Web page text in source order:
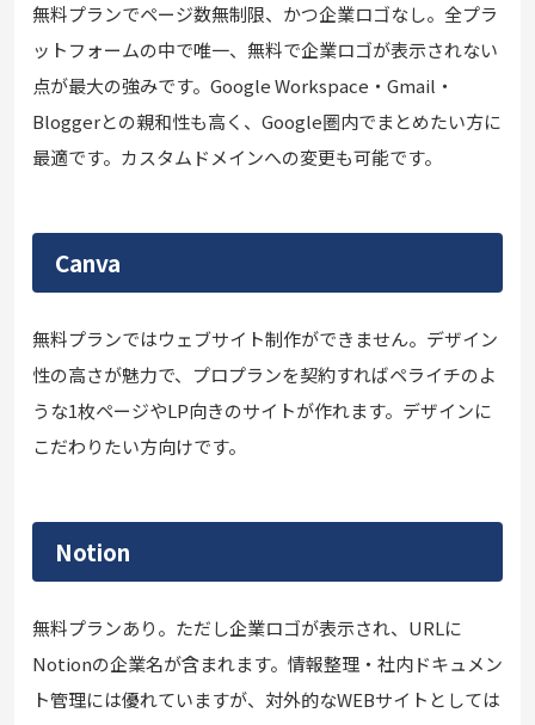
無料プランでページ数無制限、かつ企業ロゴなし。全プラ
ットフォームの中で唯一、無料で企業ロゴが表示されない
点が最大の強みです。Google Workspace・Gmail・
Bloggerとの親和性も高く、Google圏内でまとめたい方に
最適です。カスタムドメインへの変更も可能です。
Canva
無料プランではウェブサイト制作ができません。デザイン
性の高さが魅力で、プロプランを契約すればペライチのよ
うな1枚ページやLP向きのサイトが作れます。デザインに
こだわりたい方向けです。
Notion
無料プランあり。ただし企業ロゴが表示され、URLに
Notionの企業名が含まれます。情報整理・社内ドキュメン
ト管理には優れていますが、対外的なWEBサイトとしては